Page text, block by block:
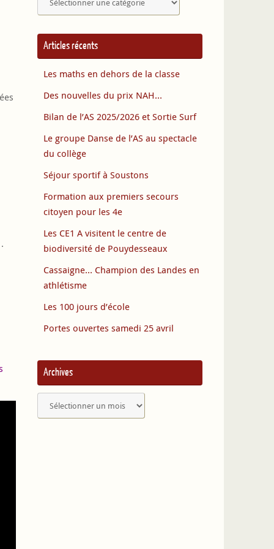
Articles récents
Les maths en dehors de la classe
Des nouvelles du prix NAH…
Bilan de l’AS 2025/2026 et Sortie Surf
Le groupe Danse de l’AS au spectacle
du collège
Séjour sportif à Soustons
Formation aux premiers secours
citoyen pour les 4e
Les CE1 A visitent le centre de
biodiversité de Pouydesseaux
Cassaigne… Champion des Landes en
athlétisme
Les 100 jours d’école
Portes ouvertes samedi 25 avril
Archives
Archives